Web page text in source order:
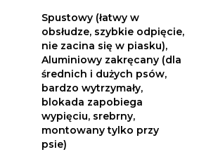
Spustowy (łatwy w
obsłudze, szybkie odpięcie,
nie zacina się w piasku),
Aluminiowy zakręcany (dla
średnich i dużych psów,
bardzo wytrzymały,
blokada zapobiega
wypięciu, srebrny,
montowany tylko przy
psie)